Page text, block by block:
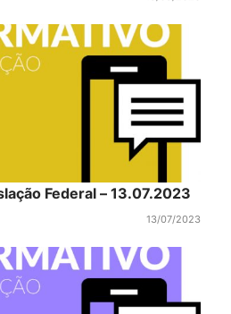
Federal – 13.07.2023
13/07/2023